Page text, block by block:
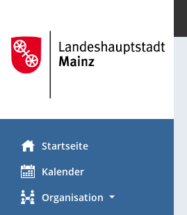
Startseite
Kalender
Organisation